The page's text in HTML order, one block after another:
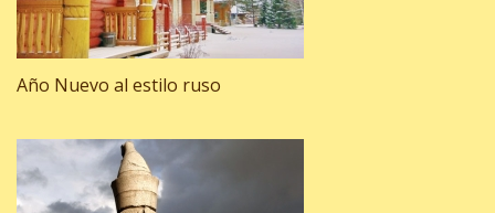
Año Nuevo al estilo ruso